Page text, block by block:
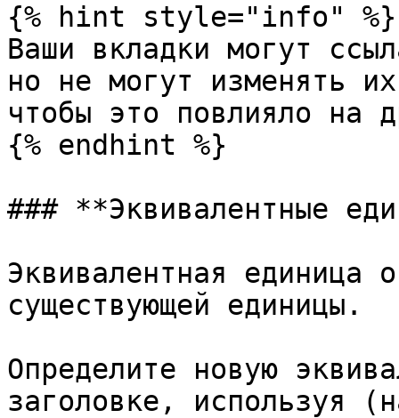
{% hint style="info" %}
Ваши вкладки могут
но не могут изменять
чтобы это повлияло на
{% endhint %}
### **Эквивалентные
Эквивалентная единица
существующей единицы.
Определите новую
заголовке, используя